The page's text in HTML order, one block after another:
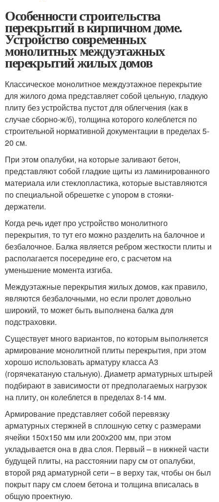
Особенности строительства
перекрытий в кирпичном доме.
Устройство современных
монолитных междуэтажных
перекрытий жилых домов
Классическое монолитное междуэтажное перекрытие
для жилого дома представляет собой цельную, гладкую
плиту без устройства пустот для облегчения (как в
случае сборно-ж/б), толщина которого колеблется по
строительной нормативной документации в пределах 5-
20 см.
При этом опалубки, на которые заливают бетон,
представляют собой гладкие щиты из ламинированного
материала или стеклопластика, которые выставляются
по специальной обрешетке с упором в стояки-
держатели.
Когда речь идет про устройство монолитного
перекрытия, то тут его можно разделить на балочное и
безбалочное. Балка является ребром жесткости плиты и
располагается посередине его, с расчетом на
уменьшение момента изгиба.
Междуэтажные перекрытия жилых домов, как правило,
являются безбалочными, но если пролет довольно
широкий, то может быть выполнена балка для
подстраховки.
Существует много вариантов, по которым выполняется
армирование монолитной плиты перекрытия, при этом
хорошо использовать арматуру класса А3
(горячекатаную стальную). Диаметр арматурных штырей
подбирают в зависимости от предполагаемых нагрузок
на плиту, он колеблется в пределах 8-14 мм.
Армирование представляет собой перевязку
арматурных стержней в сплошную сетку с размерами
ячейки 150х150 мм или 200х200 мм, при этом
укладывается она в два слоя. Первый – в нижней части
будущей плиты, на расстоянии пару см от опалубки,
второй ряд арматурной сети – в верху так, чтобы он был
покрыт пару см слоем бетона и толщина вписалась в
общую проектную.